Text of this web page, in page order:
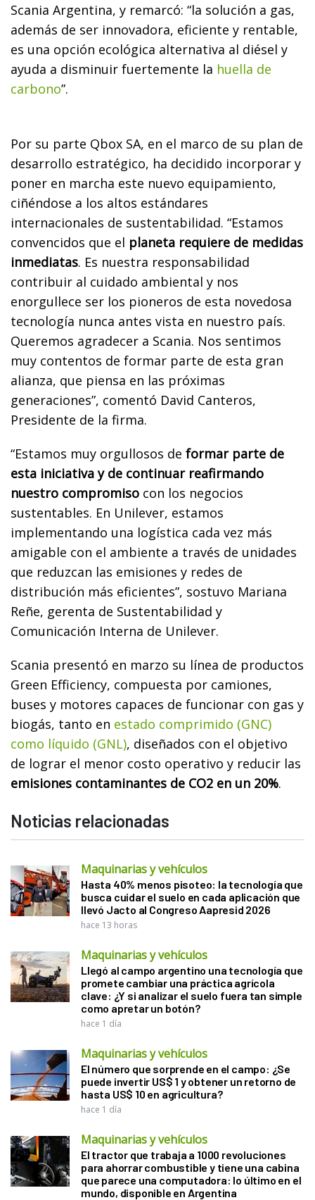
Scania Argentina, y remarcó: “la solución a gas,
además de ser innovadora, eficiente y rentable,
es una opción ecológica alternativa al diésel y
ayuda a disminuir fuertemente la huella de
carbono”.
Por su parte Qbox SA, en el marco de su plan de
desarrollo estratégico, ha decidido incorporar y
poner en marcha este nuevo equipamiento,
ciñéndose a los altos estándares
internacionales de sustentabilidad. “Estamos
convencidos que el planeta requiere de medidas
inmediatas. Es nuestra responsabilidad
contribuir al cuidado ambiental y nos
enorgullece ser los pioneros de esta novedosa
tecnología nunca antes vista en nuestro país.
Queremos agradecer a Scania. Nos sentimos
muy contentos de formar parte de esta gran
alianza, que piensa en las próximas
generaciones”, comentó David Canteros,
Presidente de la firma.
“Estamos muy orgullosos de formar parte de
esta iniciativa y de continuar reafirmando
nuestro compromiso con los negocios
sustentables. En Unilever, estamos
implementando una logística cada vez más
amigable con el ambiente a través de unidades
que reduzcan las emisiones y redes de
distribución más eficientes”, sostuvo Mariana
Reñe, gerenta de Sustentabilidad y
Comunicación Interna de Unilever.
Scania presentó en marzo su línea de productos
Green Efficiency, compuesta por camiones,
buses y motores capaces de funcionar con gas y
biogás, tanto en estado comprimido (GNC)
como líquido (GNL), diseñados con el objetivo
de lograr el menor costo operativo y reducir las
emisiones contaminantes de CO2 en un 20%.
Noticias relacionadas
Maquinarias y vehículos
Hasta 40% menos pisoteo: la tecnología que
busca cuidar el suelo en cada aplicación que
llevó Jacto al Congreso Aapresid 2026
hace 13 horas
Maquinarias y vehículos
Llegó al campo argentino una tecnología que
promete cambiar una práctica agrícola
clave: ¿Y si analizar el suelo fuera tan simple
como apretar un botón?
hace 1 día
Maquinarias y vehículos
El número que sorprende en el campo: ¿Se
puede invertir US$ 1 y obtener un retorno de
hasta US$ 10 en agricultura?
hace 1 día
Maquinarias y vehículos
El tractor que trabaja a 1000 revoluciones
para ahorrar combustible y tiene una cabina
que parece una computadora: lo último en el
mundo, disponible en Argentina